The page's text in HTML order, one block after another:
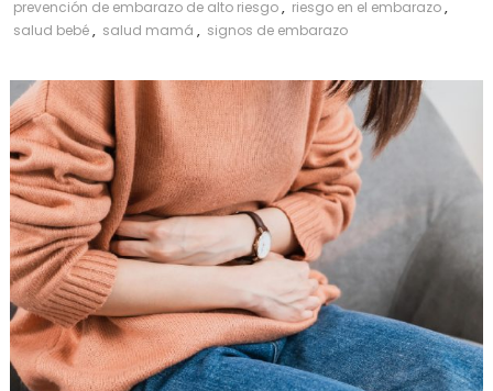
prevención de embarazo de alto riesgo, riesgo en el embarazo,
salud bebé, salud mamá , signos de embarazo